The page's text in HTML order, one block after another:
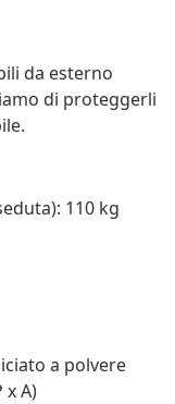
da esterno
di proteggerli
110 kg
a polvere
x A)